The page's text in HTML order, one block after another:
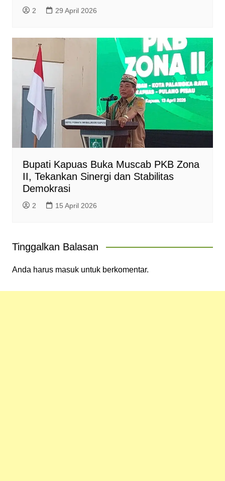
2 29 April 2026
Bupati Kapuas Buka Muscab PKB Zona
II, Tekankan Sinergi dan Stabilitas
Demokrasi
2 15 April 2026
Tinggalkan Balasan
Anda harus masukuntuk berkomentar.